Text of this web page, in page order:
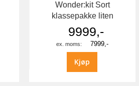
Wonder:kit Sort
klassepakke liten
9999,-
7999,-
Kjøp